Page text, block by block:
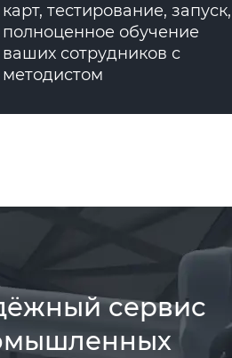
карт, тестирование, запуск,
полноценное обучение
ваших сотрудников с
методистом
сервис